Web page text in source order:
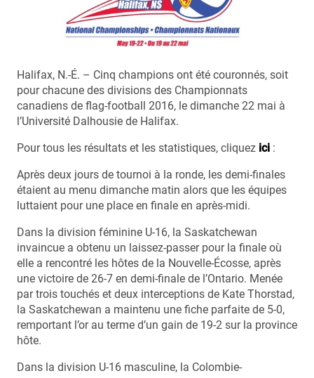
Halifax, N.-É. – Cinq champions ont été couronnés, soit
pour chacune des divisions des Championnats
canadiens de flag-football 2016, le dimanche 22 mai à
l’Université Dalhousie de Halifax.
Pour tous les résultats et les statistiques, cliquez ici :
Après deux jours de tournoi à la ronde, les demi-finales
étaient au menu dimanche matin alors que les équipes
luttaient pour une place en finale en après-midi.
Dans la division féminine U-16, la Saskatchewan
invaincue a obtenu un laissez-passer pour la finale où
elle a rencontré les hôtes de la Nouvelle-Écosse, après
une victoire de 26-7 en demi-finale de l’Ontario. Menée
par trois touchés et deux interceptions de Kate Thorstad,
la Saskatchewan a maintenu une fiche parfaite de 5-0,
remportant l’or au terme d’un gain de 19-2 sur la province
hôte.
Dans la division U-16 masculine, la Colombie-